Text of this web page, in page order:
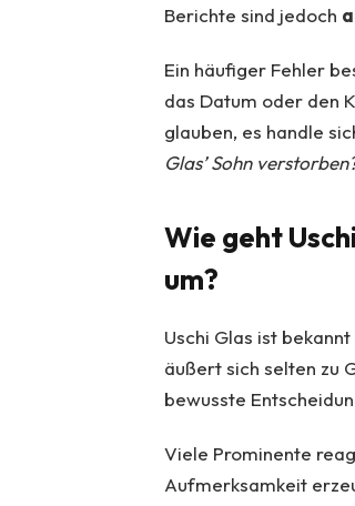
Berichte sind jedoch
Ein häufiger Fehler
das Datum oder den
glauben, es handle
Glas’ Sohn
Wie geht
um?
Uschi Glas ist
äußert sich selten zu
bewusste
Viele Prominente
Aufmerksamkeit